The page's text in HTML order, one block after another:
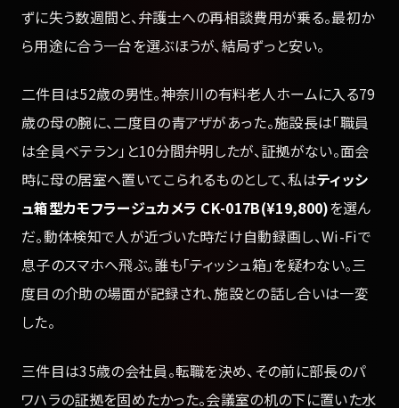
ずに失う数週間と、弁護士への再相談費用が乗る。最初か
ら用途に合う一台を選ぶほうが、結局ずっと安い。
二件目は52歳の男性。神奈川の有料老人ホームに入る79
歳の母の腕に、二度目の青アザがあった。施設長は「職員
は全員ベテラン」と10分間弁明したが、証拠がない。面会
時に母の居室へ置いてこられるものとして、私はティッシ
ュ箱型カモフラージュカメラ CK-017B(¥19,800)を選ん
だ。動体検知で人が近づいた時だけ自動録画し、Wi-Fiで
息子のスマホへ飛ぶ。誰も「ティッシュ箱」を疑わない。三
度目の介助の場面が記録され、施設との話し合いは一変
した。
三件目は35歳の会社員。転職を決め、その前に部長のパ
ワハラの証拠を固めたかった。会議室の机の下に置いた水